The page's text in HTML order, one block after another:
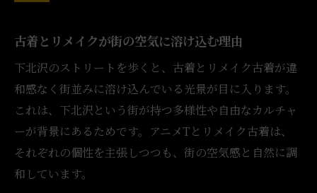
古着リメイクアイデアが生む新しい着こな
し
古着とリメイクのミックスで映える日常感
古着リメイク簡単コーデで広がる下北沢流
下北沢のアニメT流行を支える古着リメイクの役
割
古着リメイクがアニメT人気を支える理由
古着とリメイクが街の空気に溶け込む理由
下北沢のストリートを歩くと、古着とリメイク古着が違
和感なく街並みに溶け込んでいる光景が目に入ります。
これは、下北沢という街が持つ多様性や自由なカルチャ
ーが背景にあるためです。アニメTとリメイク古着は、
それぞれの個性を主張しつつも、街の空気感と自然に調
和しています。